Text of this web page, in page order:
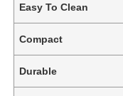
Easy To Clean
Compact
Durable